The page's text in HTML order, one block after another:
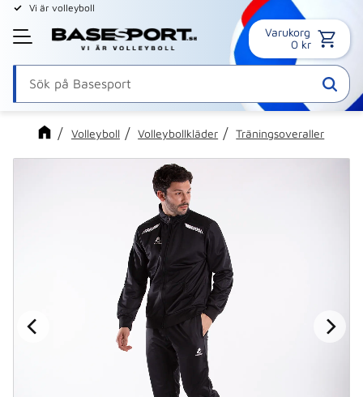
Meny
Vi är volleyboll
Varukorg
0 kr
Volleyboll Volleybollkläder Träningsoveraller